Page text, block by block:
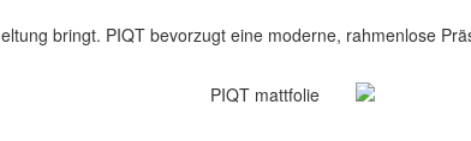
bringt. PIQT bevorzugt eine moderne, rahmenlose